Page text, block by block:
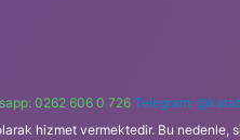
0262 606 0 726 Telegram:
hizmet vermektedir. Bu